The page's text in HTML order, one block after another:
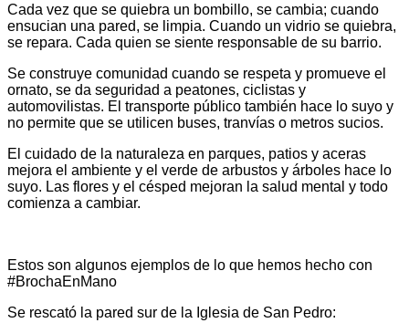
Cada vez que se quiebra un bombillo, se cambia; cuando
ensucian una pared, se limpia. Cuando un vidrio se quiebra,
se repara. Cada quien se siente responsable de su barrio.
Se construye comunidad cuando se respeta y promueve el
ornato, se da seguridad a peatones, ciclistas y
automovilistas. El transporte público también hace lo suyo y
no permite que se utilicen buses, tranvías o metros sucios.
El cuidado de la naturaleza en parques, patios y aceras
mejora el ambiente y el verde de arbustos y árboles hace lo
suyo. Las flores y el césped mejoran la salud mental y todo
comienza a cambiar.
Estos son algunos ejemplos de lo que hemos hecho con
#BrochaEnMano
Se rescató la pared sur de la Iglesia de San Pedro: